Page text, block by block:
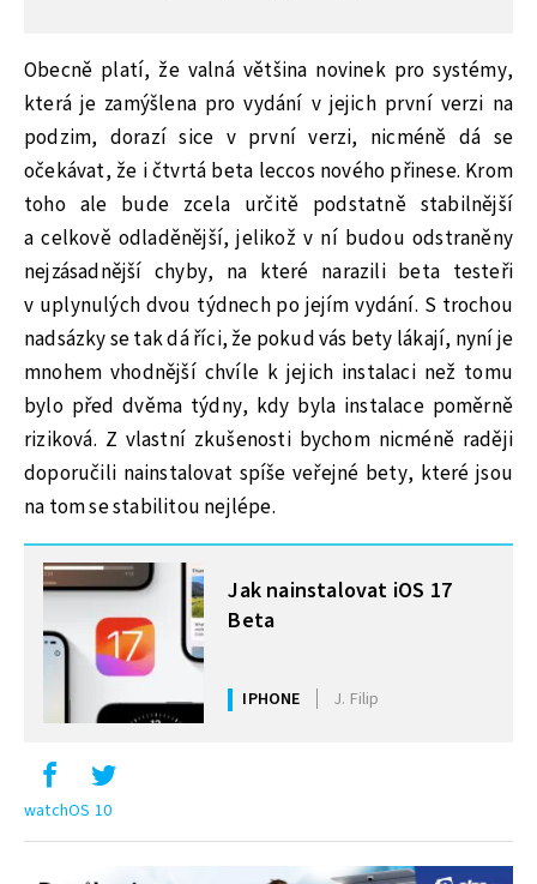
Obecně platí, že valná většina novinek pro systémy,
která je zamýšlena pro vydání v jejich první verzi na
podzim, dorazí sice v první verzi, nicméně dá se
očekávat, že i čtvrtá beta leccos nového přinese. Krom
toho ale bude zcela určitě podstatně stabilnější
a celkově odladěnější, jelikož v ní budou odstraněny
nejzásadnější chyby, na které narazili beta testeři
v uplynulých dvou týdnech po jejím vydání. S trochou
nadsázky se tak dá říci, že pokud vás bety lákají, nyní je
mnohem vhodnější chvíle k jejich instalaci než tomu
bylo před dvěma týdny, kdy byla instalace poměrně
riziková. Z vlastní zkušenosti bychom nicméně raději
doporučili nainstalovat spíše veřejné bety, které jsou
na tom se stabilitou nejlépe.
MOHLO BY VÁS ZAJÍMAT
Jak nainstalovat iOS 17
Beta
IPHONE J. Filip
watchOS 10